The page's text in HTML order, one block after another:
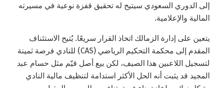
إلى الدوري السعودي سيتيح له تحقيق قفزة نوعية في مسيرته
المالية والإعلامية.
يتعين على إدارة الزمالك اتخاذ القرار سريعًا. يُتيح الاستئناف
المقدم إلى محكمة التحكيم الرياضي (CAS) للنادي فرصة ثمينة
لتسجيل اللاعبين هذا الصيف، لكن بيع أصل قيّم مثل حسام عبد
المجيد قد يثبت أنه الحل الأكثر استدامة لتنظيف مالية النادي